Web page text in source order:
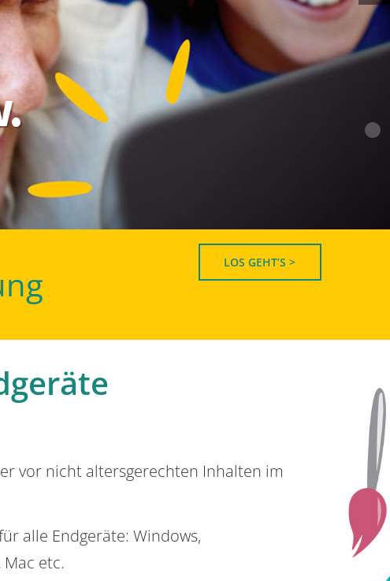
LOS GEHT’S >
vor nicht altersgerechten Inhalten im
alle Endgeräte: Windows,
Mac etc.